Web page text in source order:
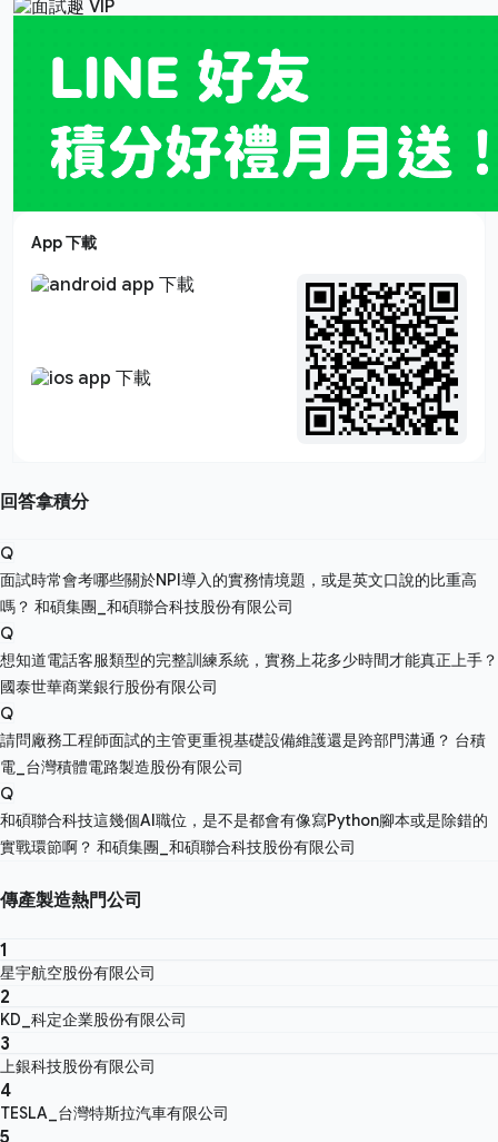
App 下載
回答拿積分
Q
面試時常會考哪些關於NPI導入的實務情境題，或是英文口說的比重高
嗎？ 和碩集團_和碩聯合科技股份有限公司
Q
想知道電話客服類型的完整訓練系統，實務上花多少時間才能真正上手？
國泰世華商業銀行股份有限公司
Q
請問廠務工程師面試的主管更重視基礎設備維護還是跨部門溝通？ 台積
電_台灣積體電路製造股份有限公司
Q
和碩聯合科技這幾個AI職位，是不是都會有像寫Python腳本或是除錯的
實戰環節啊？ 和碩集團_和碩聯合科技股份有限公司
傳產製造熱門公司
1
星宇航空股份有限公司
2
KD_科定企業股份有限公司
3
上銀科技股份有限公司
4
TESLA_台灣特斯拉汽車有限公司
5